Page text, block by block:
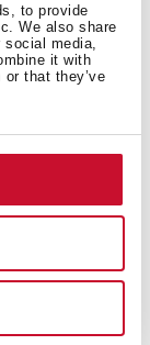
to provide
We also share
media,
it with
that they’ve